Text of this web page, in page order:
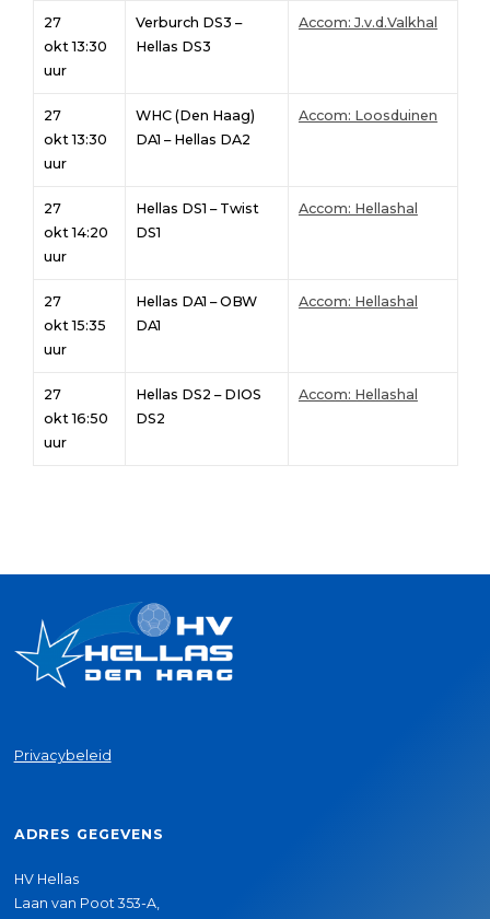
27
okt 13:30
uur
Verburch DS3 –
Hellas DS3
Accom: J.v.d.Valkhal
27
okt 13:30
uur
WHC (Den Haag)
DA1 – Hellas DA2
Accom: Loosduinen
27
okt 14:20
uur
Hellas DS1 – Twist
DS1
Accom: Hellashal
27
okt 15:35
uur
Hellas DA1 – OBW
DA1
Accom: Hellashal
27
okt 16:50
uur
Hellas DS2 – DIOS
DS2
Accom: Hellashal
Privacybeleid
ADRES GEGEVENS
HV Hellas
Laan van Poot 353-A,